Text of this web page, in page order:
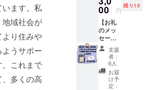
ます。私
域社会が
り住みや
うサポー
。これまで
多くの高
りしま
す。 こ
のリ
ターン
は500円
のリ
ターン
と同じ
内容に
なりま
す。
00 円
残り15
【お礼
のメッ
セージ
＋エコ
バッ
ク】 感
謝の気
持ちを
込め
支援
者：
6人
お届
け予
定：